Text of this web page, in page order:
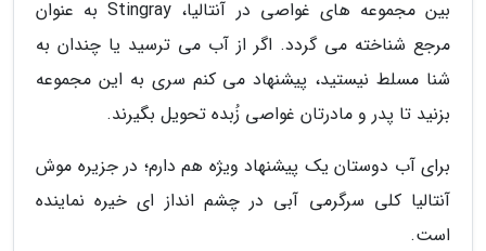
بین مجموعه های غواصی در آنتالیا، Stingray به عنوان
مرجع شناخته می گردد. اگر از آب می ترسید یا چندان به
شنا مسلط نیستید، پیشنهاد می کنم سری به این مجموعه
بزنید تا پدر و مادرتان غواصی زُبده تحویل بگیرند.
برای آب دوستان یک پیشنهاد ویژه هم دارم؛ در جزیره موش
آنتالیا کلی سرگرمی آبی در چشم انداز ای خیره نماینده
است.